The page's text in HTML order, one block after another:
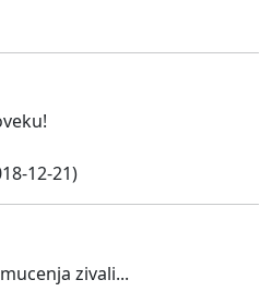
12-21)
zivali...